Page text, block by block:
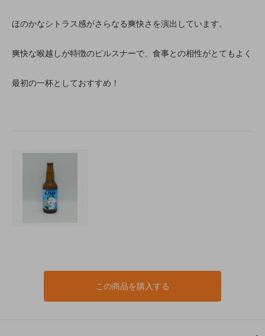
ほのかなシトラス感がさらなる爽快さを演出しています。
爽快な喉越しが特徴のピルスナーで、食事との相性がとてもよく
最初の一杯としておすすめ！
この商品を購入する